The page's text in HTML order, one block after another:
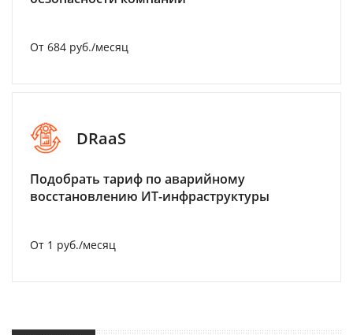
От 684 руб./месяц
DRaaS
Подобрать тариф по аварийному
восстановлению ИТ-инфраструктуры
От 1 руб./месяц